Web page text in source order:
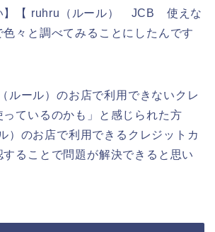
】【 ruhru（ルール） JCB 使えな
々と調べてみることにしたんです
ルール）のお店で利用できないクレ
っているのかも」と感じられた方
）のお店で利用できるクレジットカ
ることで問題が解決できると思い